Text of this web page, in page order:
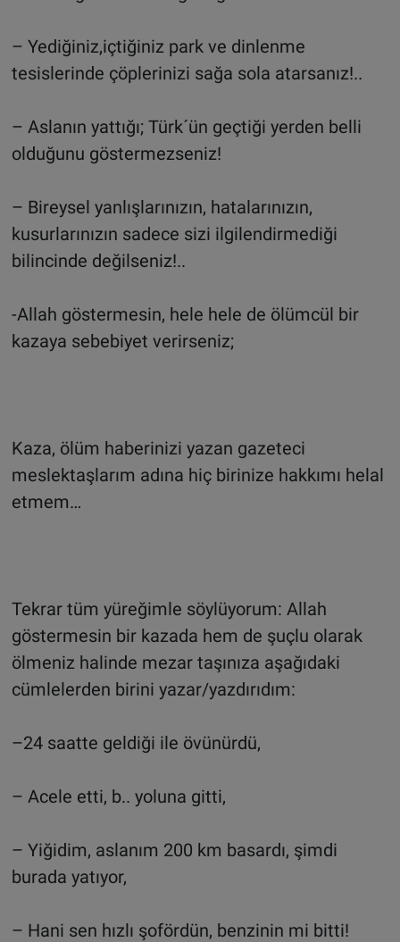
– Yediğiniz,içtiğiniz park ve dinlenme
tesislerinde çöplerinizi sağa sola atarsanız!..
– Aslanın yattığı; Türk´ün geçtiği yerden belli
olduğunu göstermezseniz!
– Bireysel yanlışlarınızın, hatalarınızın,
kusurlarınızın sadece sizi ilgilendirmediği
bilincinde değilseniz!..
-Allah göstermesin, hele hele de ölümcül bir
kazaya sebebiyet verirseniz;
Kaza, ölüm haberinizi yazan gazeteci
meslektaşlarım adına hiç birinize hakkımı helal
etmem…
Tekrar tüm yüreğimle söylüyorum: Allah
göstermesin bir kazada hem de şuçlu olarak
ölmeniz halinde mezar taşınıza aşağıdaki
cümlelerden birini yazar/yazdırıdım:
–24 saatte geldiği ile övünürdü,
– Acele etti, b.. yoluna gitti,
– Yiğidim, aslanım 200 km basardı, şimdi
burada yatıyor,
– Hani sen hızlı şofördün, benzinin mi bitti!